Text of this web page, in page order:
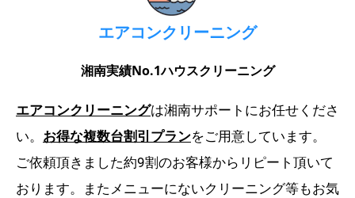
エアコンクリーニング
湘南実績No.1ハウスクリーニング
エアコンクリーニングは湘南サポートにお任せくださ
い。 お得な複数台割引プランをご用意しています。
ご依頼頂きました約9割のお客様からリピート頂いて
おります。またメニューにないクリーニング等もお気